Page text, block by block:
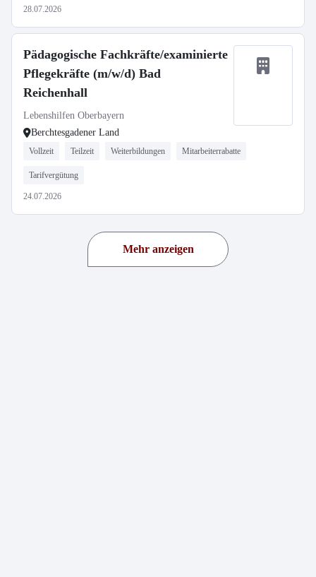
28.07.2026
Pädagogische Fachkräfte/examinierte
Pflegekräfte (m/w/d) Bad
Reichenhall
Lebenshilfen Oberbayern
Berchtesgadener Land
Vollzeit Teilzeit Weiterbildungen Mitarbeiterrabatte
Tarifvergütung
24.07.2026
Mehr anzeigen